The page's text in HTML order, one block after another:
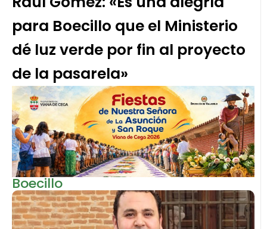
para Boecillo que el Ministerio
dé luz verde por fin al proyecto
de la pasarela»
Boecillo